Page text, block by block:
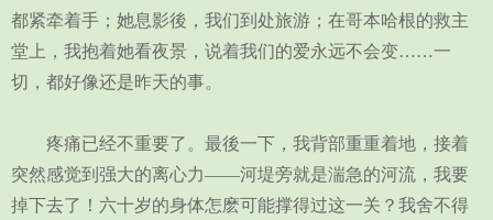
都紧牵着手；她息影後，我们到处旅游；在哥本哈根的救主
堂上，我抱着她看夜景，说着我们的爱永远不会变……一
切，都好像还是昨天的事。
疼痛已经不重要了。最後一下，我背部重重着地，接着
突然感觉到强大的离心力——河堤旁就是湍急的河流，我要
掉下去了！六十岁的身体怎麽可能撑得过这一关？我舍不得